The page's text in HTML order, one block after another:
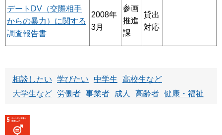
デートDV（交際相手
からの暴力）に関する
調査報告書
2008年
3月
参画
推進
課
貸出
対応
相談したい 学びたい 中学生
高校生など
大学生など 労働者 事業者 成人 高齢者 健康・福祉